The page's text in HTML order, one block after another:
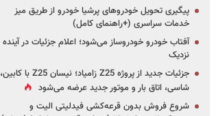
پیگیری تحویل خودروهای پرشیا خودرو از طریق میز
خدمات سراسری (+راهنمای کامل)
آفتاب خودرو خودروساز می‌شود؛ اعلام جزئیات در آینده
نزدیک
جزئیات جدید از پروژه Z25 زامیاد؛ نیسان Z25 با کابین،
شاسی، اتاق بار و موتور جدید عرضه می‌شود
شروع فروش بدون قرعه‌کشی فیدلیتی الیت و